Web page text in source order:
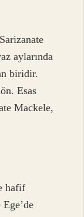
aylarında
biridir.
Esas
Mackele,
hafif